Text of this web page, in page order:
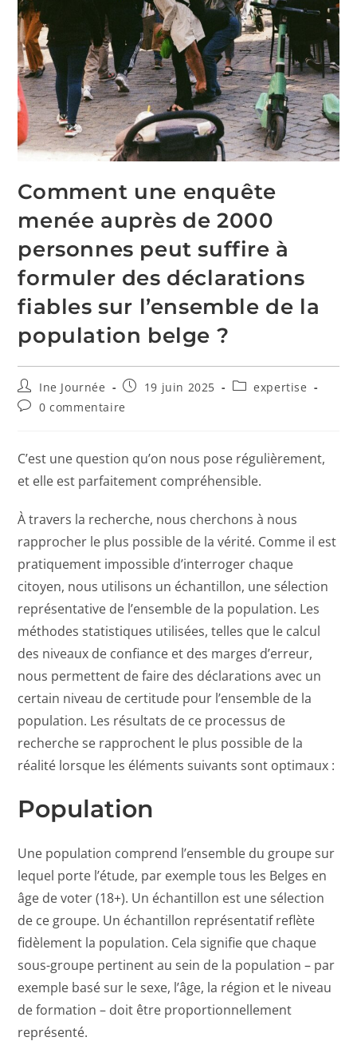
Comment une enquête
menée auprès de 2000
personnes peut suffire à
formuler des déclarations
fiables sur l’ensemble de la
population belge ?
Ine Journée 19 juin 2025
expertise
0 commentaire
C’est une question qu’on nous pose régulièrement,
et elle est parfaitement compréhensible.
À travers la recherche, nous cherchons à nous
rapprocher le plus possible de la vérité. Comme il est
pratiquement impossible d’interroger chaque
citoyen, nous utilisons un échantillon, une sélection
représentative de l’ensemble de la population. Les
méthodes statistiques utilisées, telles que le calcul
des niveaux de confiance et des marges d’erreur,
nous permettent de faire des déclarations avec un
certain niveau de certitude pour l’ensemble de la
population. Les résultats de ce processus de
recherche se rapprochent le plus possible de la
réalité lorsque les éléments suivants sont optimaux :
Population
Une population comprend l’ensemble du groupe sur
lequel porte l’étude, par exemple tous les Belges en
âge de voter (18+). Un échantillon est une sélection
de ce groupe. Un échantillon représentatif reflète
fidèlement la population. Cela signifie que chaque
sous-groupe pertinent au sein de la population – par
exemple basé sur le sexe, l’âge, la région et le niveau
de formation – doit être proportionnellement
représenté.